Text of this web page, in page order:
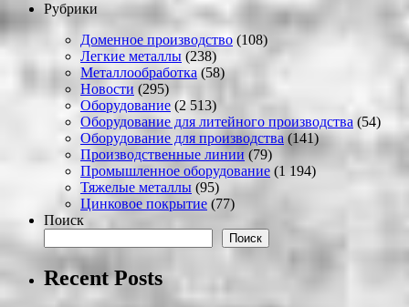
Рубрики
Доменное производство (108)
Легкие металлы (238)
Металлообработка (58)
Новости (295)
Оборудование (2 513)
Оборудование для литейного производства (54)
Оборудование для производства (141)
Производственные линии (79)
Промышленное оборудование (1 194)
Тяжелые металлы (95)
Цинковое покрытие (77)
Поиск
Поиск
Recent Posts